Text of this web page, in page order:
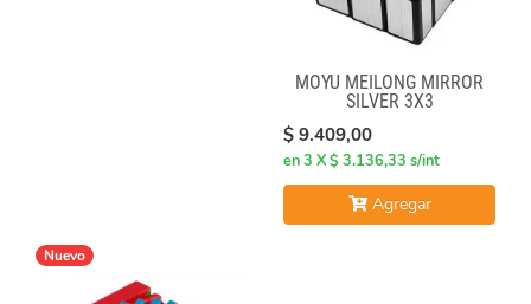
MOYU MEILONG MIRROR
SILVER 3X3
$ 9.409,00
en 3 X $ 3.136,33 s/int
Agregar
Nuevo